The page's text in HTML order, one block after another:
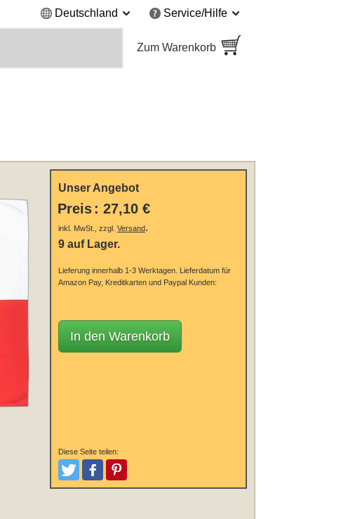
Deutschland Service/Hilfe
Zum Warenkorb
Unser Angebot
Preis : 27,10 €
inkl. MwSt., zzgl. Versand.
9 auf Lager.
Lieferung innerhalb 1-3 Werktagen.
Lieferdatum für
Amazon Pay, Kreditkarten und Paypal Kunden:
In den Warenkorb
Diese Seite teilen:
TweetenPostenPinterest